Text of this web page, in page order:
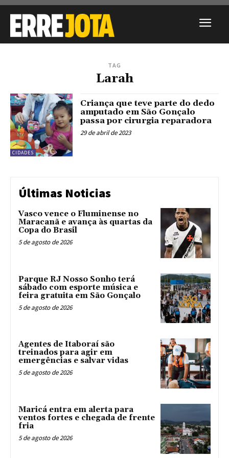
TAG
Larah
CIDADES
Criança que teve parte do dedo
amputado em São Gonçalo
passa por cirurgia reparadora
29 de abril de 2023
Últimas Noticias
Vasco vence o Fluminense no
Maracanã e avança às quartas da
Copa do Brasil
5 de agosto de 2026
Parque RJ Nosso Sonho terá
sábado com esporte música e
feira gratuita em São Gonçalo
5 de agosto de 2026
Agentes de Itaboraí são
treinados para agir em
emergências e salvar vidas
5 de agosto de 2026
Maricá entra em alerta para
ventos fortes e chegada de frente
fria
5 de agosto de 2026